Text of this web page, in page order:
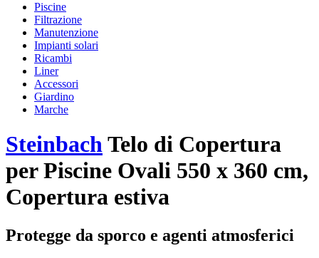
Piscine
Filtrazione
Manutenzione
Impianti solari
Ricambi
Liner
Accessori
Giardino
Marche
SteinbachTelo di Copertura
per Piscine Ovali 550 x 360 cm,
Copertura estiva
Protegge da sporco e agenti atmosferici